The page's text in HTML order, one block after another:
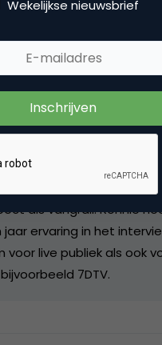
interactie scoort
en award
een interviewer
voorbereid, nieuwsgierig en
tussen serieuze
hij degene die hij
als vangrail. Ronnie
ervaring in het
voor live publiek als ook
7DTV.
Wekelijkse nieuwsbrief